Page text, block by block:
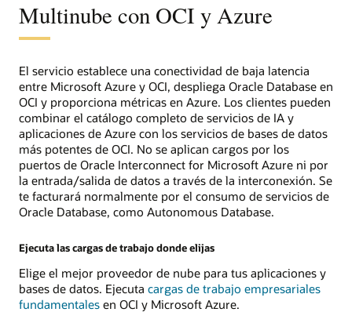
Multinube con OCI y Azure
El servicio establece una conectividad de baja latencia
entre Microsoft Azure y OCI, despliega Oracle Database en
OCI y proporciona métricas en Azure. Los clientes pueden
combinar el catálogo completo de servicios de IA y
aplicaciones de Azure con los servicios de bases de datos
más potentes de OCI. No se aplican cargos por los
puertos de Oracle Interconnect for Microsoft Azure ni por
la entrada/salida de datos a través de la interconexión. Se
te facturará normalmente por el consumo de servicios de
Oracle Database, como Autonomous Database.
Ejecuta las cargas de trabajo donde elijas
Elige el mejor proveedor de nube para tus aplicaciones y
bases de datos. Ejecuta cargas de trabajo empresariales
fundamentales en OCI y Microsoft Azure.